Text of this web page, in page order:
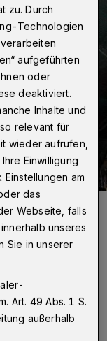
zu. Durch
Technologien
aufgeführten
oder
deaktiviert.
Inhalte und
relevant für
wieder aufrufen,
Einwilligung
am
das
Webseite, falls
unseres
Sie in unserer
Art. 49 Abs. 1 S.
außerhalb